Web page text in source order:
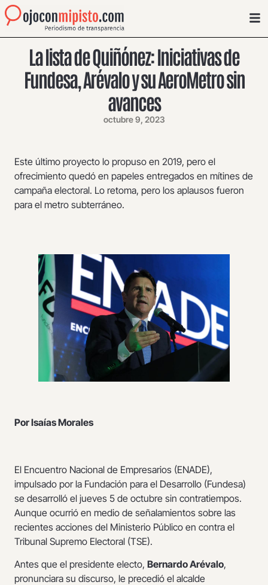
La lista de Quiñónez: Iniciativas de
Fundesa, Arévalo y su AeroMetro sin
avances
octubre 9, 2023
Este último proyecto lo propuso en 2019, pero el
ofrecimiento quedó en papeles entregados en mítines de
campaña electoral. Lo retoma, pero los aplausos fueron
para el metro subterráneo.
Por Isaías Morales
El Encuentro Nacional de Empresarios (ENADE),
impulsado por la Fundación para el Desarrollo (Fundesa)
se desarrolló el jueves 5 de octubre sin contratiempos.
Aunque ocurrió en medio de señalamientos sobre las
recientes acciones del Ministerio Público en contra el
Tribunal Supremo Electoral (TSE).
Antes que el presidente electo, Bernardo Arévalo,
pronunciara su discurso, le precedió el alcalde